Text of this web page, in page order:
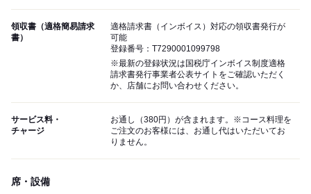
領収書（適格簡易請求
書）
適格請求書（インボイス）対応の領収書発行が
可能
登録番号：T7290001099798
※最新の登録状況は国税庁インボイス制度適格
請求書発行事業者公表サイトをご確認いただく
か、店舗にお問い合わせください。
サービス料・
チャージ
お通し（380円）が含まれます。※コース料理を
ご注文のお客様には、お通し代はいただいてお
りません。
席・設備